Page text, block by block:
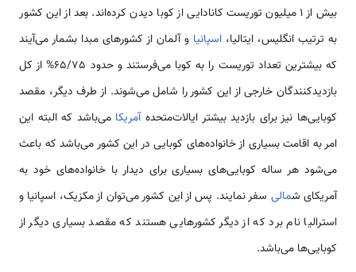
بیش از ۱ میلیون توریست کانادایی از کوبا دیدن کرده‌اند. بعد از این کشور
به ترتیب انگلیس، ایتالیا، اسپانیا و آلمان از کشورهای مبدا بشمار می‌آیند
که بیشترین تعداد توریست را به کوبا می‌فرستند و حدود 65/75% از کل
بازدیدکنندگان خارجی از این کشور را شامل می‌شوند. از طرف دیگر، مقصد
کوبایی‌ها نیز برای بازدید بیشتر ایالات‌متحدهآمریکا می‌باشد که البته این
امر به اقامت بسیاری از خانواده‌های کوبایی در این کشور می‌باشد که باعث
می‌شود هر ساله کوبایی‌های بسیاری برای دیدار با خانواده‌های خود به
آمریکای شمالی سفر نمایند. پس از این کشور می‌توان از مکزیک، اسپانیا و
استرالیا نام برد که از دیگر کشورهایی هستند که مقصد بسیاری دیگر از
کوبایی‌ها می‌باشد.